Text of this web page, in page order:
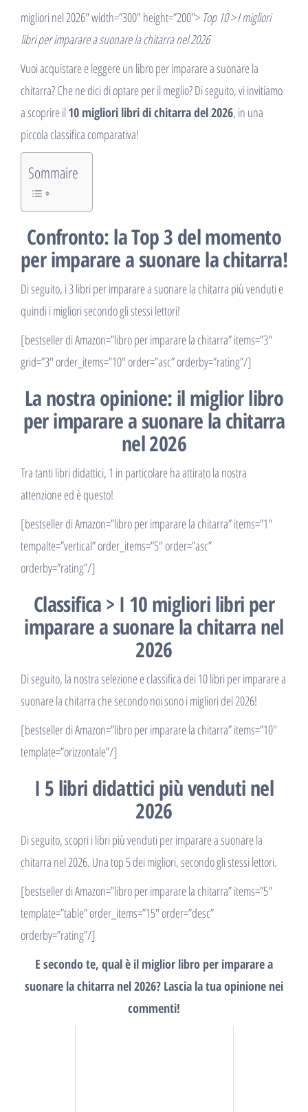
migliori nel 2026″ width=”300″ height=”200″> Top 10 > I migliori
libri per imparare a suonare la chitarra nel 2026
Vuoi acquistare e leggere un libro per imparare a suonare la
chitarra? Che ne dici di optare per il meglio? Di seguito, vi invitiamo
a scoprire il 10 migliori libri di chitarra del 2026, in una
piccola classifica comparativa!
Sommaire
Confronto: la Top 3 del momento
per imparare a suonare la chitarra!
Di seguito, i 3 libri per imparare a suonare la chitarra più venduti e
quindi i migliori secondo gli stessi lettori!
[bestseller di Amazon=”libro per imparare la chitarra” items=”3″
grid=”3″ order_items=”10″ order=”asc” orderby=”rating”/]
La nostra opinione: il miglior libro
per imparare a suonare la chitarra
nel 2026
Tra tanti libri didattici, 1 in particolare ha attirato la nostra
attenzione ed è questo!
[bestseller di Amazon=”libro per imparare la chitarra” items=”1″
tempalte=”vertical” order_items=”5″ order=”asc”
orderby=”rating”/]
Classifica > I 10 migliori libri per
imparare a suonare la chitarra nel
2026
Di seguito, la nostra selezione e classifica dei 10 libri per imparare a
suonare la chitarra che secondo noi sono i migliori del 2026!
[bestseller di Amazon=”libro per imparare la chitarra” items=”10″
template=”orizzontale”/]
I 5 libri didattici più venduti nel
2026
Di seguito, scopri i libri più venduti per imparare a suonare la
chitarra nel 2026. Una top 5 dei migliori, secondo gli stessi lettori.
[bestseller di Amazon=”libro per imparare la chitarra” items=”5″
template=”table” order_items=”15″ order=”desc”
orderby=”rating”/]
E secondo te, qual è il miglior libro per imparare a
suonare la chitarra nel 2026? Lascia la tua opinione nei
commenti!